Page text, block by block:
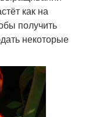
как на
получить
некоторые